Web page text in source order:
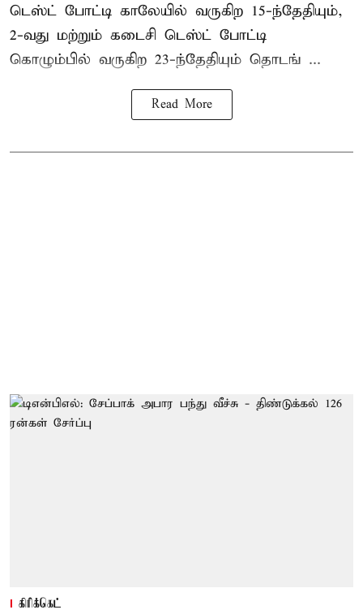
டெஸ்ட் போட்டி காலேயில் வருகிற 15-ந்தேதியும்,
2-வது மற்றும் கடைசி டெஸ்ட் போட்டி
கொழும்பில் வருகிற 23-ந்தேதியும் தொடங் ...
Read More
கிரிக்கெட்